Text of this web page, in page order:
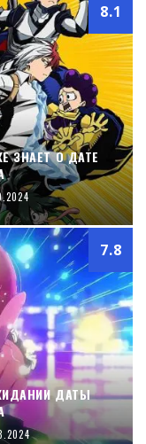
8.1
ЗНАЕТ О ДАТЕ
7.8
ДАТЫ